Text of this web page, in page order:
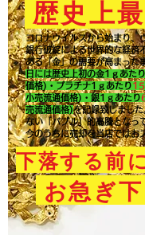
歴史上
コロナウイルスから始まり、
銀行破綻による世界的な経済
ある「金」の需要が高まった
日には歴史上初の金1ｇあたり
価格)・プラチナ1ｇあたり
小売流通価格)・銀1ｇあたり
売流通価格)を記録致しまし
ない「バブル」的高騰となっ
今のうちに売却を当店ではお
下落する前
お急ぎ